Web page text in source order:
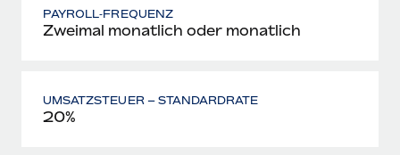
PAYROLL‑FREQUENZ
Zweimal monatlich oder monatlich
UMSATZSTEUER – STANDARDRATE
20%